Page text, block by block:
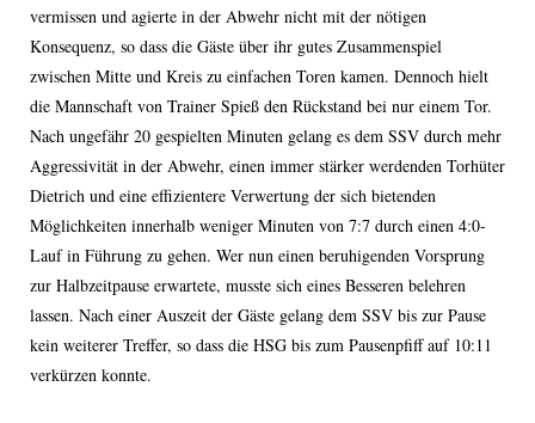
vermissen und agierte in der Abwehr nicht mit der nötigen
Konsequenz, so dass die Gäste über ihr gutes Zusammenspiel
zwischen Mitte und Kreis zu einfachen Toren kamen. Dennoch hielt
die Mannschaft von Trainer Spieß den Rückstand bei nur einem Tor.
Nach ungefähr 20 gespielten Minuten gelang es dem SSV durch mehr
Aggressivität in der Abwehr, einen immer stärker werdenden Torhüter
Dietrich und eine effizientere Verwertung der sich bietenden
Möglichkeiten innerhalb weniger Minuten von 7:7 durch einen 4:0-
Lauf in Führung zu gehen. Wer nun einen beruhigenden Vorsprung
zur Halbzeitpause erwartete, musste sich eines Besseren belehren
lassen. Nach einer Auszeit der Gäste gelang dem SSV bis zur Pause
kein weiterer Treffer, so dass die HSG bis zum Pausenpfiff auf 10:11
verkürzen konnte.